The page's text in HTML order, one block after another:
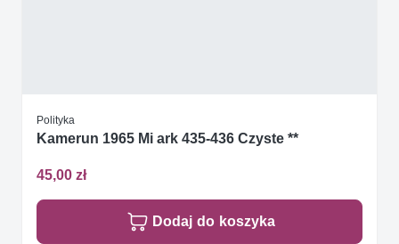
Polityka
Kamerun 1965 Mi ark 435-436 Czyste **
45,00 zł
Dodaj do koszyka